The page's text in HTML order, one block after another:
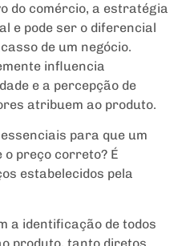
do comércio, a estratégia
e pode ser o diferencial
de um negócio.
influencia
e a percepção de
atribuem ao produto.
para que um
preço correto? É
estabelecidos pela
a identificação de todos
produto, tanto diretos